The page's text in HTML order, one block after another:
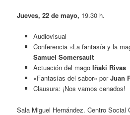
Jueves, 22 de mayo, 19.30 h.
Audiovisual
Conferencia «La fantasía y la
Samuel Somersault
Actuación del mago Iñaki Rivas
«Fantasías del sabor» porJuan
Clausura: ¡Nos vamos cenados!
Sala Miguel Hernández. Centro Social